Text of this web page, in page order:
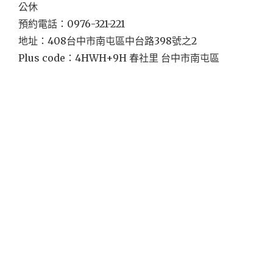
公休
預約電話：0976-321-221
地址：408台中市南屯區中台路398號之2
Plus code：4HWH+9H 春社里 台中市南屯區